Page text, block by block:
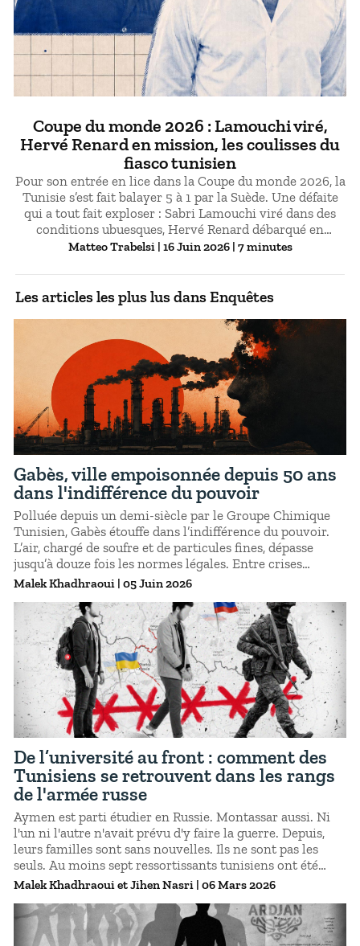
Coupe du monde 2026 : Lamouchi viré,
Hervé Renard en mission, les coulisses du
fiasco tunisien
Pour son entrée en lice dans la Coupe du monde 2026, la
Tunisie s’est fait balayer 5 à 1 par la Suède. Une défaite
qui a tout fait exploser : Sabri Lamouchi viré dans des
conditions ubuesques, Hervé Renard débarqué en
mission commando sur injonction de la présidence de la
bien au-delà du seul bilan sportif. Enquête sur 24 heures
de chaos.
Matteo Trabelsi | 16 Juin 2026 | 7 minutes
Les articles les plus lus dans Enquêtes
Gabès, ville empoisonnée depuis 50 ans
dans l'indifférence du pouvoir
Polluée depuis un demi-siècle par le Groupe Chimique
Tunisien, Gabès étouffe dans l’indifférence du pouvoir.
L’air, chargé de soufre et de particules fines, dépasse
jusqu’à douze fois les normes légales. Entre crises
l’asphyxie, malades chroniques et silence des officiels,
désastre industriel que l’État refuse encore de nommer.
Malek Khadhraoui | 05 Juin 2026
De l’université au front : comment des
Tunisiens se retrouvent dans les rangs
de l'armée russe
Aymen est parti étudier en Russie. Montassar aussi. Ni
l'un ni l'autre n'avait prévu d'y faire la guerre. Depuis,
leurs familles sont sans nouvelles. Ils ne sont pas les
seuls. Au moins sept ressortissants tunisiens ont été
enrôlés dans les forces armées russes depuis le début du
2026. Parmi eux, un mort confirmé. D'autres, portés
disparus.
Malek Khadhraoui Jihen Nasri | 06 Mars 2026